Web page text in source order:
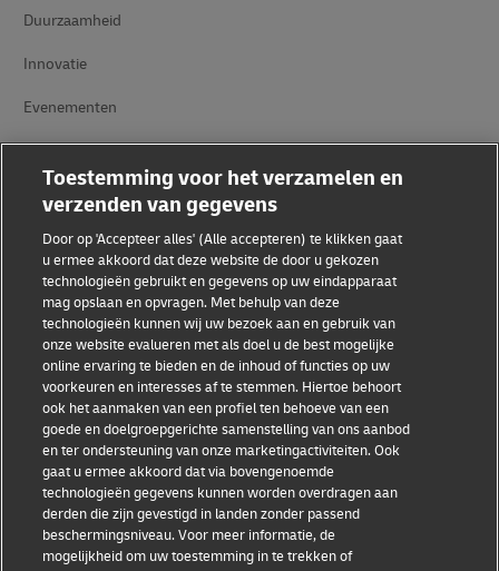
Duurzaamheid
Innovatie
Evenementen
Samenwerkingsverbanden tussen merken
Fraudebewustzijn
Juridische kennisgeving
Gebruiksvoorwaarden
Privacyverklaring
Toegankelijkheid
Aanvullende informatie
Toestemming voor het verzamelen en
verzenden van gegevens
Door op 'Accepteer alles' (Alle accepteren) te klikken gaat
u ermee akkoord dat deze website de door u gekozen
technologieën gebruikt en gegevens op uw eindapparaat
mag opslaan en opvragen. Met behulp van deze
technologieën kunnen wij uw bezoek aan en gebruik van
onze website evalueren met als doel u de best mogelijke
online ervaring te bieden en de inhoud of functies op uw
voorkeuren en interesses af te stemmen. Hiertoe behoort
ook het aanmaken van een profiel ten behoeve van een
goede en doelgroepgerichte samenstelling van ons aanbod
en ter ondersteuning van onze marketingactiviteiten. Ook
gaat u ermee akkoord dat via bovengenoemde
technologieën gegevens kunnen worden overdragen aan
derden die zijn gevestigd in landen zonder passend
beschermingsniveau. Voor meer informatie, de
mogelijkheid om uw toestemming in te trekken of